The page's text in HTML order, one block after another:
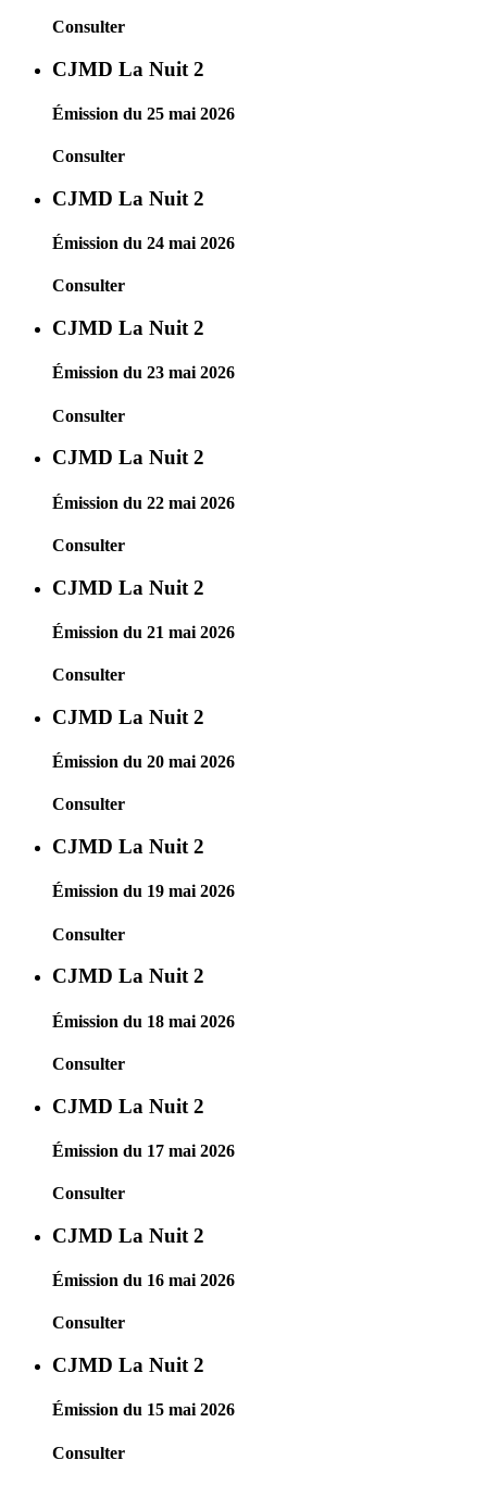
Consulter
CJMD La Nuit 2
Émission du 25 mai 2026
Consulter
CJMD La Nuit 2
Émission du 24 mai 2026
Consulter
CJMD La Nuit 2
Émission du 23 mai 2026
Consulter
CJMD La Nuit 2
Émission du 22 mai 2026
Consulter
CJMD La Nuit 2
Émission du 21 mai 2026
Consulter
CJMD La Nuit 2
Émission du 20 mai 2026
Consulter
CJMD La Nuit 2
Émission du 19 mai 2026
Consulter
CJMD La Nuit 2
Émission du 18 mai 2026
Consulter
CJMD La Nuit 2
Émission du 17 mai 2026
Consulter
CJMD La Nuit 2
Émission du 16 mai 2026
Consulter
CJMD La Nuit 2
Émission du 15 mai 2026
Consulter